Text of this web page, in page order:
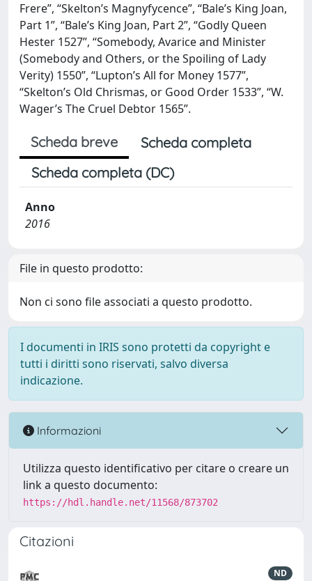
Frere”, “Skelton’s Magnyfycence”, “Bale’s King Joan,
Part 1”, “Bale’s King Joan, Part 2”, “Godly Queen
Hester 1527”, “Somebody, Avarice and Minister
(Somebody and Others, or the Spoiling of Lady
Verity) 1550”, “Lupton’s All for Money 1577”,
“Skelton’s Old Chrismas, or Good Order 1533”, “W.
Wager’s The Cruel Debtor 1565”.
Scheda breve
Scheda completa
Scheda completa (DC)
Anno
2016
File in questo prodotto:
Non ci sono file associati a questo prodotto.
I documenti in IRIS sono protetti da copyright e
tutti i diritti sono riservati, salvo diversa
indicazione.
Informazioni
Utilizza questo identificativo per citare o creare un
link a questo documento:
https://hdl.handle.net/11568/873702
Citazioni
ND